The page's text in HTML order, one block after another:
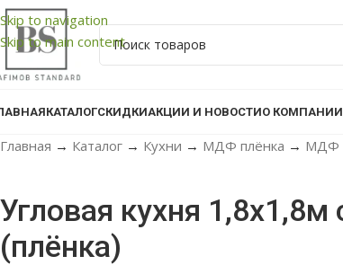
Skip to navigation
Skip to main content
КАТАЛОГСКИДКИАКЦИИ И НОВОСТИО КОМПАНИИ
Главная → Каталог → Кухни → МДФ плёнка → МДФ
Угловая кухня
(плёнка)